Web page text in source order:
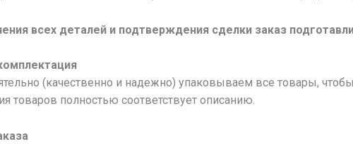
всех деталей и подтверждения сделки заказ
(качественно и надежно) упаковываем все товары,
товаров полностью соответствует описанию.